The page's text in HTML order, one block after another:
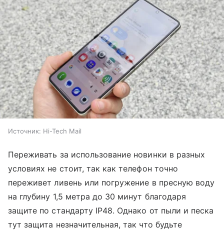
Источник: Hi-Tech Mail
Переживать за использование новинки в разных
условиях не стоит, так как телефон точно
переживет ливень или погружение в пресную воду
на глубину 1,5 метра до 30 минут благодаря
защите по стандарту IP48. Однако от пыли и песка
тут защита незначительная, так что будьте